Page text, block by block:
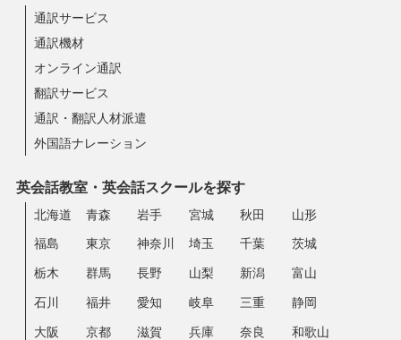
通訳サービス
通訳機材
オンライン通訳
翻訳サービス
通訳・翻訳人材派遣
外国語ナレーション
英会話教室・英会話スクールを探す
北海道 青森 岩手 宮城 秋田 山形
福島 東京 神奈川 埼玉 千葉 茨城
栃木 群馬 長野 山梨 新潟 富山
石川 福井 愛知 岐阜 三重 静岡
大阪 京都 滋賀 兵庫 奈良 和歌山